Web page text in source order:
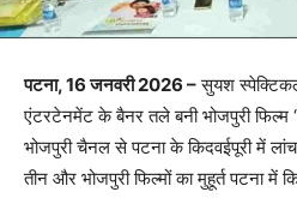
पटना, 16 जनवरी 2026 –सुयश
एंटरटेनमेंट के बैनर तले बनी भोजपुरी फिल्म
भोजपुरी चैनल से पटना के किदवईपूरी में
तीन और भोजपुरी फिल्मों का मुहूर्त पटना में